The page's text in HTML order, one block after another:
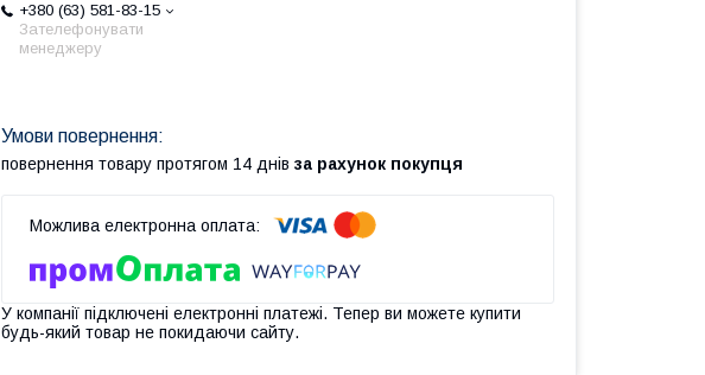
+380 (63) 581-83-15
Зателефонувати
менеджеру
повернення товару протягом 14 днів за рахунок покупця
У компанії підключені електронні платежі. Тепер ви можете купити
будь-який товар не покидаючи сайту.